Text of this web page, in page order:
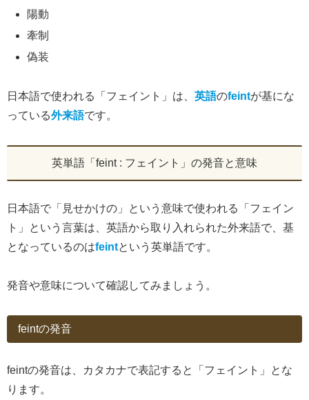
陽動
牽制
偽装
日本語で使われる「フェイント」は、 英語のfeintが基にな
っている外来語です。
英単語「feint : フェイント」の発音と意味
日本語で「見せかけの」という意味で使われる「フェイン
ト」という言葉は、英語から取り入れられた外来語で、基
となっているのはfeintという英単語です。
発音や意味について確認してみましょう。
feintの発音
feintの発音は、カタカナで表記すると「フェイント」とな
ります。